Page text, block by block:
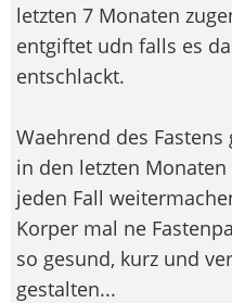
letzten 7 Monaten
entgiftet udn falls es
entschlackt.
Waehrend des
in den letzten
jeden Fall
Korper mal ne
so gesund, kurz und
gestalten...